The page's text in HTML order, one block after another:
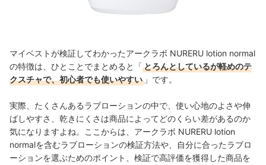
マイベストが検証してわかったアークラボ NURERU lotion normal
の特徴は、ひとことでまとめると「とろんとしているが軽めのテ
クスチャで、初心者でも使いやすい 」です。
実際、たくさんあるラブローションの中で、使い心地のよさや伸
ばしやすさ、乾きにくさは商品によってどのくらい差があるのか
気になりますよね。ここからは、アークラボ NURERU lotion
normalを含むラブローションの検証方法や、自分に合ったラブロ
ーションを選ぶためのポイント、検証で高評価を獲得した商品を